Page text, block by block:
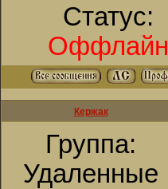
Статус:
Оффлайн
Кержак
Группа:
Удаленные